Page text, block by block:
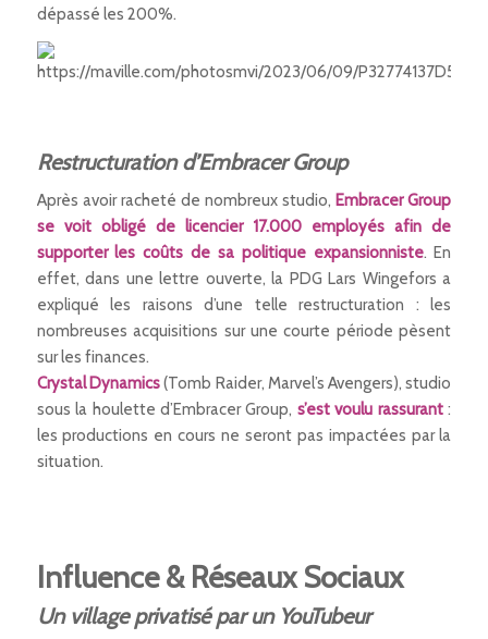
dépassé les 200%.
Restructuration d’Embracer Group
Après avoir racheté de nombreux studio, Embracer Group
se voit obligé de licencier 17.000 employés afin de
supporter les coûts de sa politique expansionniste. En
effet, dans une lettre ouverte, la PDG Lars Wingefors a
expliqué les raisons d’une telle restructuration : les
nombreuses acquisitions sur une courte période pèsent
sur les finances.
Crystal Dynamics(Tomb Raider, Marvel’s Avengers), studio
sous la houlette d’Embracer Group, s’est voulu rassurant:
les productions en cours ne seront pas impactées par la
situation.
Influence & Réseaux Sociaux
Un village privatisé par un YouTubeur